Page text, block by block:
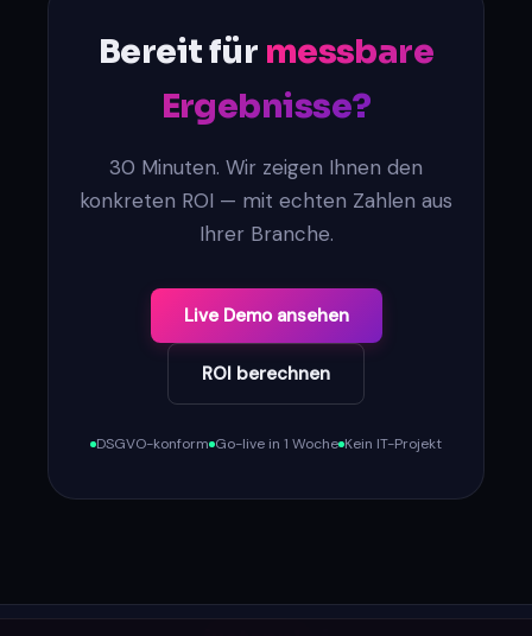
Bereit für messbare
Ergebnisse?
30 Minuten. Wir zeigen Ihnen den
konkreten ROI — mit echten Zahlen aus
Ihrer Branche.
Live Demo ansehen
ROI berechnen
DSGVO-konform Go-live in 1 Woche Kein IT-Projekt